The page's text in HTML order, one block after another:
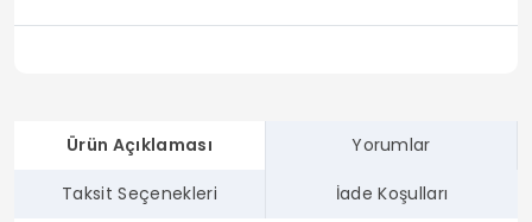
Ürün Açıklaması Yorumlar
Taksit Seçenekleri İade Koşulları